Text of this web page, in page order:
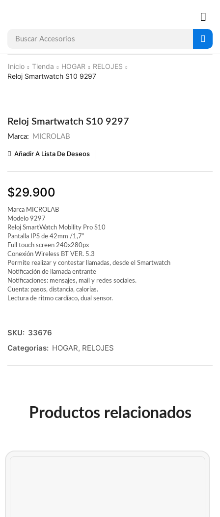
Buscar Accesorios
Inicio Tienda HOGAR
RELOJES
Reloj Smartwatch S10 9297
Reloj Smartwatch S10 9297
Marca: MICROLAB
Añadir A Lista De Deseos
$29.900
Marca MICROLAB
Modelo 9297
Reloj SmartWatch Mobility Pro S10
Pantalla IPS de 42mm /1,7”
Full touch screen 240x280px
Conexión Wireless BT VER. 5.3
Permite realizar y contestar llamadas, desde el Smartwatch
Notificación de llamada entrante
Notificaciones: mensajes, mail y redes sociales.
Cuenta: pasos, distancia, calorías.
Lectura de ritmo cardíaco, dual sensor.
SKU: 33676
Categorias: HOGAR, RELOJES
Productos relacionados